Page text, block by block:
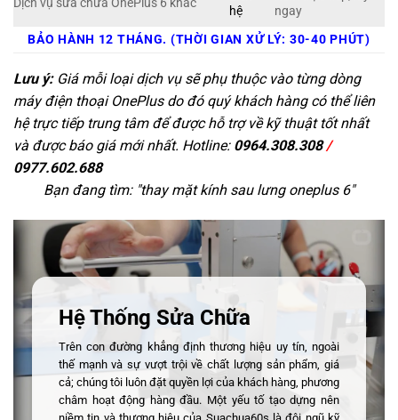
Dịch vụ sửa chữa OnePlus 6 khác
hệ
ngay
BẢO HÀNH 12 THÁNG. (THỜI GIAN XỬ LÝ: 30-40 PHÚT)
Lưu ý:Giá mỗi loại dịch vụ sẽ phụ thuộc vào từng dòng
máy điện thoại OnePlus do đó quý khách hàng có thể liên
hệ trực tiếp trung tâm để được hỗ trợ về kỹ thuật tốt nhất
và được báo giá mới nhất. Hotline: 0964.308.308/
0977.602.688
Bạn đang tìm: "thay mặt kính sau lưng oneplus 6"
Hệ Thống Sửa Chữa
Trên con đường khẳng định thương hiệu uy tín, ngoài
thế mạnh và sự vượt trội về chất lượng sản phẩm, giá
cả; chúng tôi luôn đặt quyền lợi của khách hàng, phương
châm hoạt động hàng đầu. Một yếu tố tạo dựng nên